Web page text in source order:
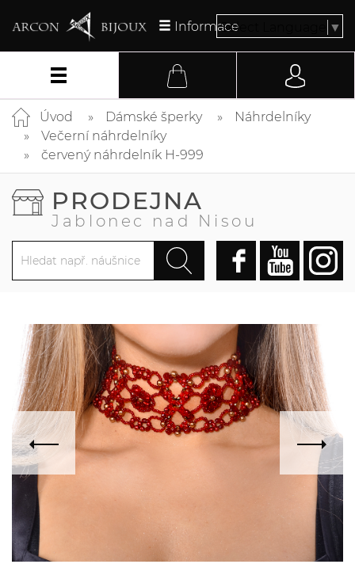
InformaceSelect Language ▼
Úvod Dámské šperky
Náhrdelníky
Večerní náhrdelníky
červený náhrdelník H-999
PRODEJNA
Jablonec nad Nisou